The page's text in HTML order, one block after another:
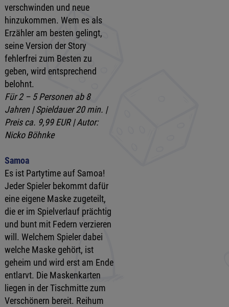
verschwinden und neue
hinzukommen. Wem es als
Erzähler am besten gelingt,
seine Version der Story
fehlerfrei zum Besten zu
geben, wird entsprechend
belohnt.
Für 2 – 5 Personen ab 8
Jahren | Spieldauer 20 min. |
Preis ca. 9,99 EUR | Autor:
Nicko Böhnke
Samoa
Es ist Partytime auf Samoa!
Jeder Spieler bekommt dafür
eine eigene Maske zugeteilt,
die er im Spielverlauf prächtig
und bunt mit Federn verzieren
will. Welchem Spieler dabei
welche Maske gehört, ist
geheim und wird erst am Ende
entlarvt. Die Maskenkarten
liegen in der Tischmitte zum
Verschönern bereit. Reihum